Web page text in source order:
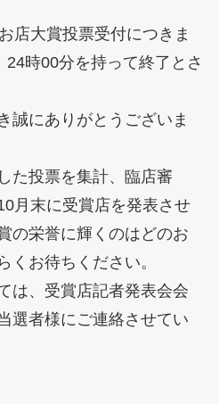
店大賞投票受付につきま
24時00分を持って終了とさ
誠にありがとうございま
た投票を集計、臨店審
月末に受賞店を発表させ
の栄誉に輝くのはどのお
くお待ちください。
は、受賞店記者発表会会
選者様にご連絡させてい